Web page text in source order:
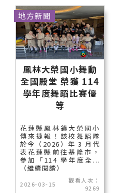
鳳林大榮國小舞動
全國殿堂 榮獲 114
學年度舞蹈比賽優
等
花蓮縣鳳林鎮大榮國小
傳來捷報！該校舞蹈隊
於今（2026）年 3 月代
表花蓮縣前往基隆市，
參加「114 學年度全...
（繼續閱讀）
2026-03-15
觀看人次：
9269
地方新聞